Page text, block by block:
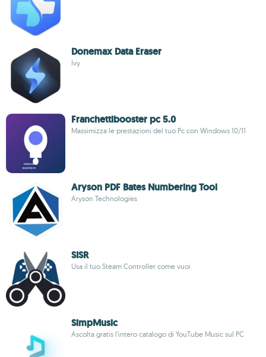
Donemax Data Eraser
Ivy
Franchettibooster pc 5.0
Massimizza le prestazioni del tuo Pc con Windows 10/11
Aryson PDF Bates Numbering Tool
Aryson Technologies
SISR
Usa il tuo Steam Controller come vuoi
SimpMusic
Ascolta gratis l’intero catalogo di YouTube Music sul PC